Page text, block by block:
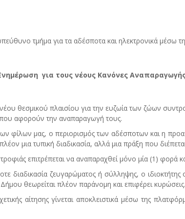
τμήμα για τα αδέσποτα και ηλεκτρονικά μέσω
για τους νέους Κανόνες
θεσμικού πλαισίου για την ευζωία των ζώων
που αφορούν την αναπαραγωγή τους.
φίλων μας, ο περιορισμός των αδέσποτων και η
μια τυπική διαδικασία, αλλά μια πράξη που
επιτρέπεται να αναπαραχθεί μόνο μία (1) φορά
διαδικασία ζευγαρώματος ή σύλληψης, ο
θεωρείται πλέον παράνομη και επιφέρει κυρώσεις.
αίτησης γίνεται αποκλειστικά μέσω της